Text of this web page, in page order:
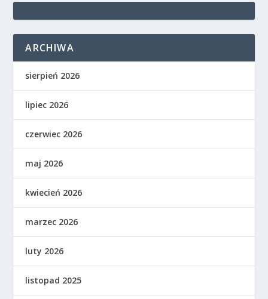
ARCHIWA
sierpień 2026
lipiec 2026
czerwiec 2026
maj 2026
kwiecień 2026
marzec 2026
luty 2026
listopad 2025